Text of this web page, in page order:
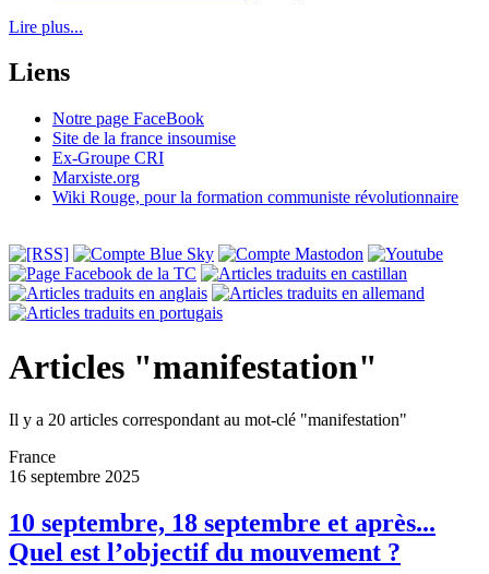
Lire plus...
Liens
Notre page FaceBook
Site de la france insoumise
Ex-Groupe CRI
Marxiste.org
Wiki Rouge, pour la formation communiste révolutionnaire
Articles "manifestation"
Il y a 20 articles correspondant au mot-clé "manifestation"
France
16 septembre 2025
10 septembre, 18 septembre et après...
Quel est l’objectif du mouvement ?